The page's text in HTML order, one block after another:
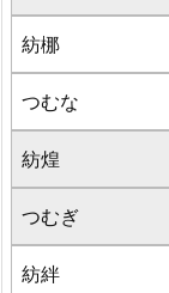
紡梛
つむな
紡煌
つむぎ
紡絆